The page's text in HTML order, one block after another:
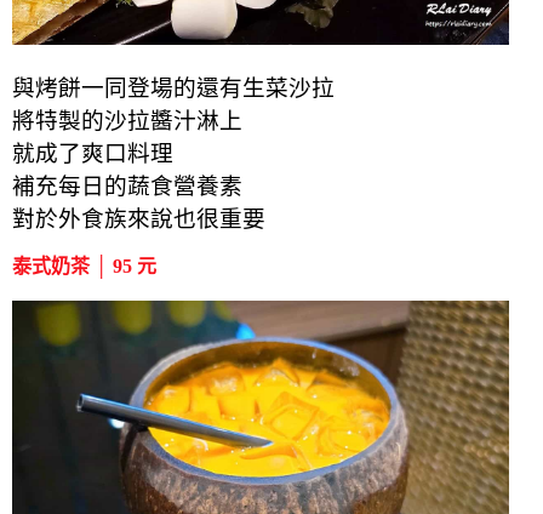
與烤餅一同登場的還有生菜沙拉
將特製的沙拉醬汁淋上
就成了爽口料理
補充每日的蔬食營養素
對於外食族來說也很重要
泰式奶茶 │ 95 元